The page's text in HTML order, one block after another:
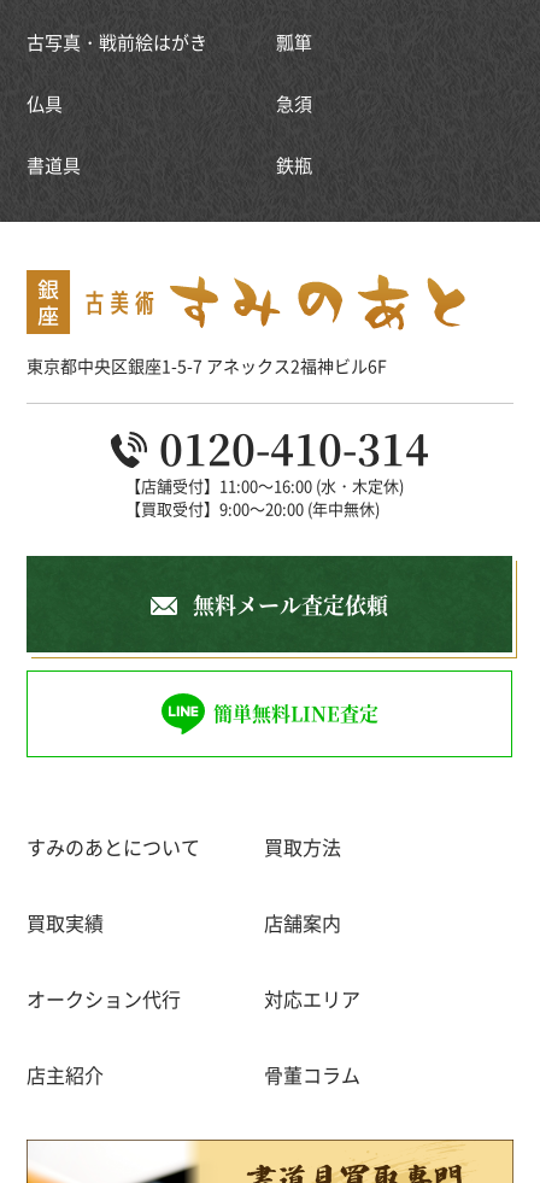
古写真・戦前絵はがき 瓢箪
仏具 急須
書道具 鉄瓶
東京都中央区銀座1-5-7 アネックス2福神ビル6F
0120-410-314
【店舗受付】11:00～16:00 (水・木定休)
【買取受付】9:00～20:00 (年中無休)
無料メール査定依頼
簡単無料LINE査定
すみのあとについて 買取方法
買取実績 店舗案内
オークション代行 対応エリア
店主紹介 骨董コラム